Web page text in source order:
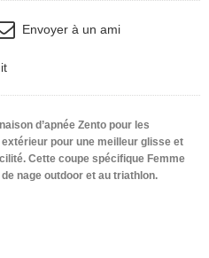
Envoyer à un ami
d’apnée Zento pour les
pour une meilleur glisse et
Cette coupe spécifique Femme
nage outdoor et au triathlon.